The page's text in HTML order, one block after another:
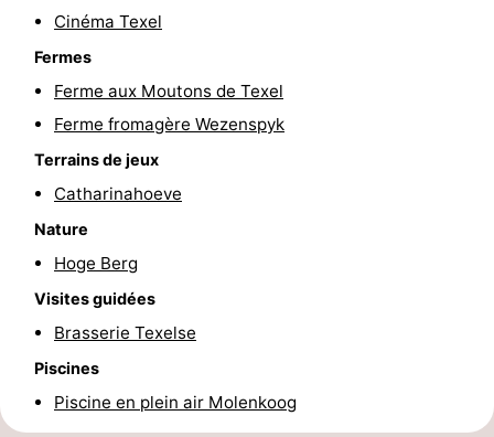
Krim
EuroParcs
Texel
Sluftervallei
Strandhuys
Villapark
Residentie
Texel
Villapark
Vogelmient
Hôtels
minutes
Plages
Cinéma Texel
Fermes
Ferme aux Moutons de Texel
Ferme fromagère Wezenspyk
Terrains de jeux
Catharinahoeve
Nature
Hoge Berg
Visites guidées
Brasserie Texelse
Piscines
Piscine en plein air Molenkoog